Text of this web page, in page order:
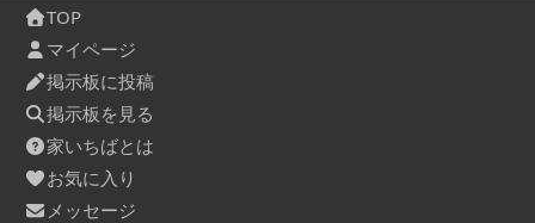
TOP
マイページ
掲示板に投稿
掲示板を見る
家いちばとは
お気に入り
メッセージ